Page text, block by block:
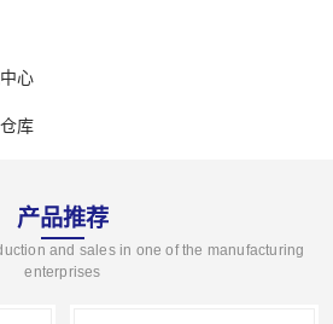
心
库
产品推荐
and sales in one of the manufacturing
enterprises